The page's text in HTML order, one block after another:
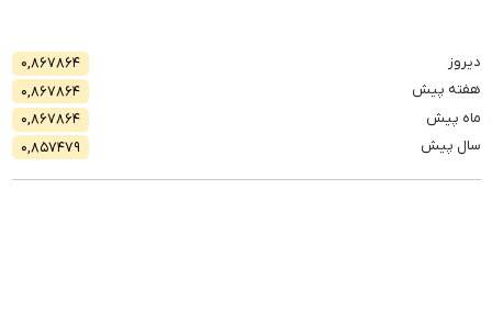
دیروز
۰,۸۶۷۸۶۴
هفته پیش
۰,۸۶۷۸۶۴
ماه پیش
۰,۸۶۷۸۶۴
سال پیش
۰,۸۵۷۴۷۹